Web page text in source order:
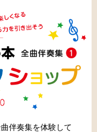
伴奏集を体験して